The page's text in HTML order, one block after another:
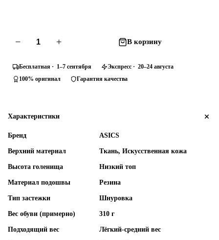
− + В корзину
Бесплатная · 1–7 сентября
Экспресс · 20–24 августа
100% оригинал
Гарантия качества
Характеристики
Бренд ASICS
Верхний материал Ткань, Искусственная кожа
Высота голенища Низкий топ
Материал подошвы Резина
Тип застежки Шнуровка
Вес обуви (примерно) 310 г
Подходящий вес Лёгкий-средний вес